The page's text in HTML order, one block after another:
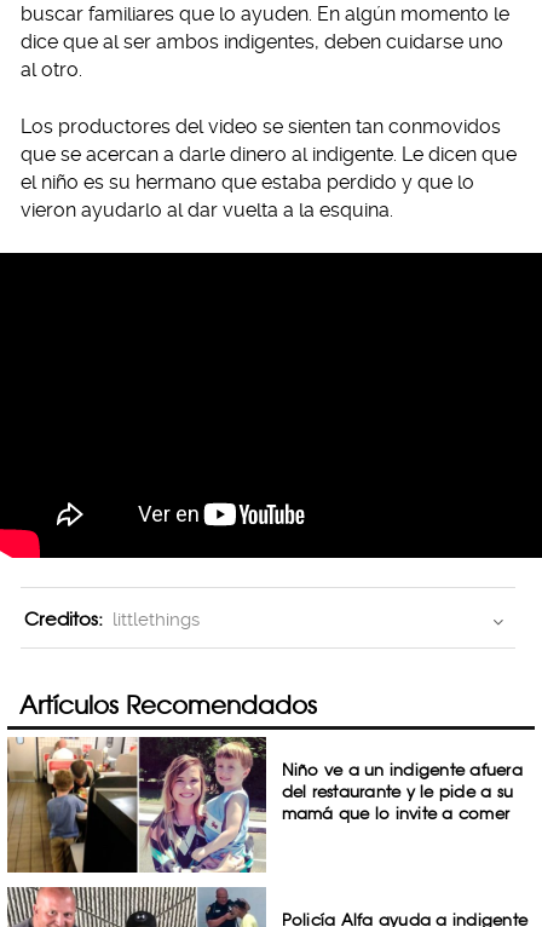
buscar familiares que lo ayuden. En algún momento le
dice que al ser ambos indigentes, deben cuidarse uno
al otro.
Los productores del video se sienten tan conmovidos
que se acercan a darle dinero al indigente. Le dicen que
el niño es su hermano que estaba perdido y que lo
vieron ayudarlo al dar vuelta a la esquina.
Creditos: littlethings
Artículos Recomendados
Niño ve a un indigente afuera
del restaurante y le pide a su
mamá que lo invite a comer
Policía Alfa ayuda a indigente